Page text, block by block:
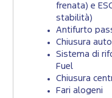
frenata) e
stabilità)
Antifurto
Chiusura
Sistema di
Fuel
Chiusura
Fari alogeni